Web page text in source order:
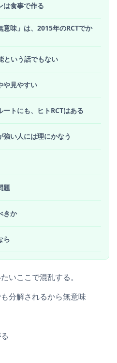
は食事で作る
意味」は、2015年のRCTでか
という話でもない
や見やすい
トにも、ヒトRCTはある
い人には理にかなう
題
きか
ら
いここで混乱する。
分解されるから無意味